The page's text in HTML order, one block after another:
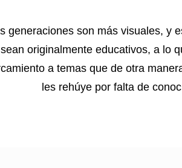
generaciones son más visuales, y
sean originalmente educativos, a lo
a temas que de otra
les rehúye por falta de